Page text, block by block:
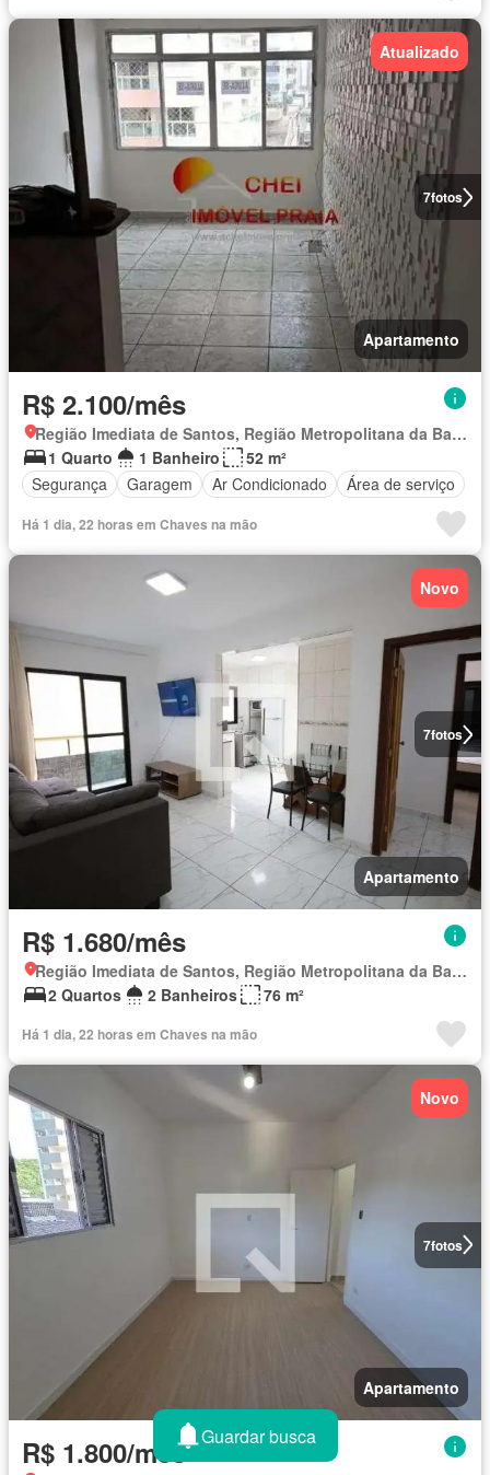
7fotos
Atualizado
Apartamento
R$ 2.100/mês
Região Imediata de Santos, Região Metropolitana da Baixada Santista
1 Quarto
1 Banheiro
52 m²
Segurança
Garagem Ar Condicionado Área de serviço
Há 1 dia, 22 horas em Chaves na mão
7fotos
Novo
Apartamento
R$ 1.680/mês
Região Imediata de Santos, Região Metropolitana da Baixada Santista
2 Quartos
2 Banheiros 76 m²
Há 1 dia, 22 horas em Chaves na mão
7fotos
Novo
Apartamento
R$ 1.800/mês Guardar busca